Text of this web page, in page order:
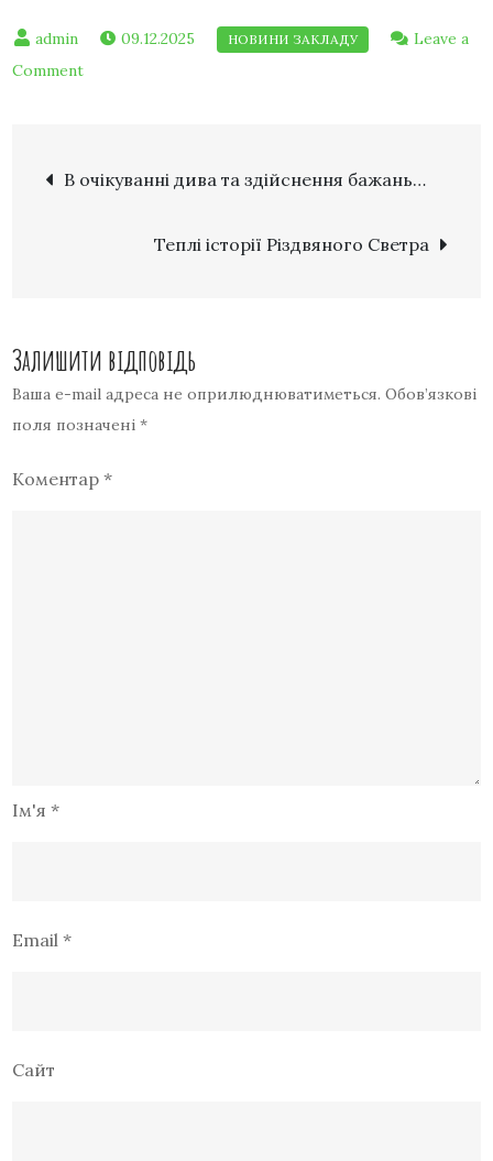
09.12.2025
Leave a
Comment
В очікуванні дива та здійснення бажань…
Теплі історії Різдвяного Светра
Залишити відповідь
Ваша e-mail адреса не оприлюднюватиметься. Обов’язкові
поля позначені*
Коментар*
Ім'я*
Email*
Сайт